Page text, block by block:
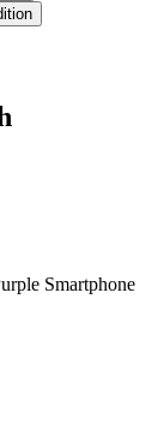
Smartphone